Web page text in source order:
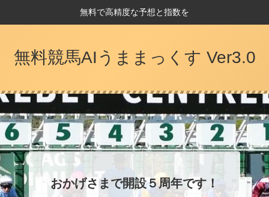
無料で高精度な予想と指数を
無料競馬AIうままっくす Ver3.0
おかげさまで開設５周年です！